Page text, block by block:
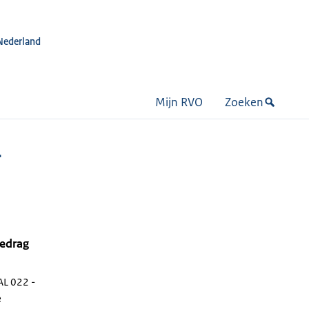
Mijn RVO Zoeken
022 -